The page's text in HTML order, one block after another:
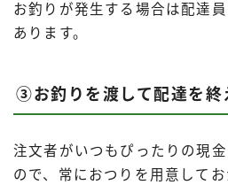
お釣りが発生する場合は配達
あります。
③お釣りを渡して配達を終
注文者がいつもぴったりの現
ので、常におつりを用意して